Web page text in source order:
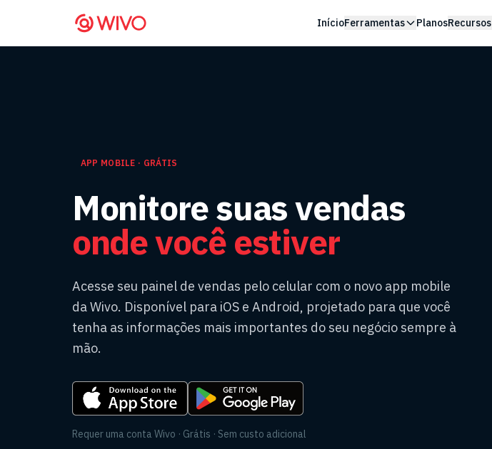
InícioFerramentas PlanosRecursos
APP MOBILE · GRÁTIS
Monitore suas vendas
onde você estiver
Acesse seu painel de vendas pelo celular com o novo app mobile
da Wivo. Disponível para iOS e Android, projetado para que você
tenha as informações mais importantes do seu negócio sempre à
mão.
Requer uma conta Wivo · Grátis · Sem custo adicional